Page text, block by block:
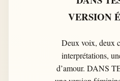
VERSION
Deux voix, deux
interprétations,
d’amour. DANS